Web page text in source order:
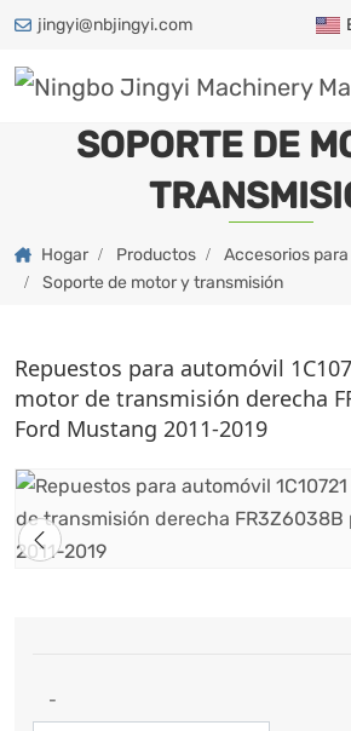
jingyi@nbjingyi.com
SOPORTE DE
Hogar Productos
Accesorios
Soporte de motor y transmisión
Repuestos para automóvil
motor de transmisión derecha
Ford Mustang 2011-2019
-